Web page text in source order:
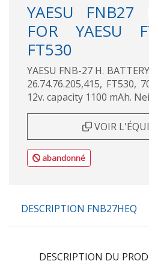
YAESU FNB27
FOR YAESU
FT530
YAESU FNB-27 H.
26.74.76.205,415, FT530,
12v. capacity 1100 mAh.
VOIR
abandonné
DESCRIPTION FNB27HEQ
DESCRIPTION DU